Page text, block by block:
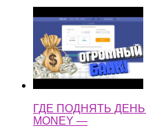
ГДЕ ПОДНЯТЬ
MONEY —